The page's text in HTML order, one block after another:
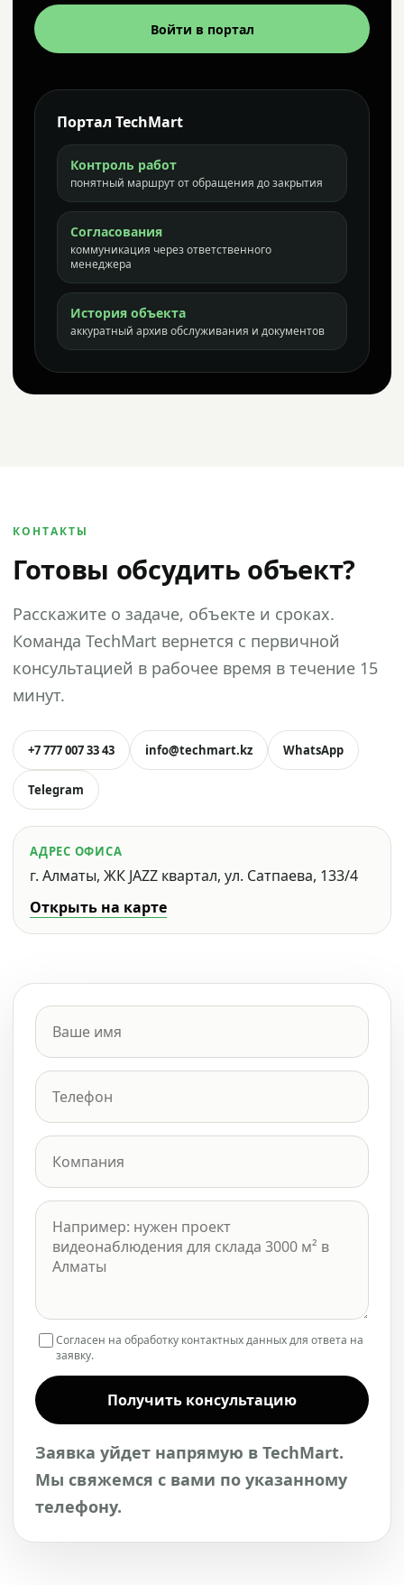
Войти в портал
Портал TechMart
Контроль работ
понятный маршрут от обращения до закрытия
Согласования
коммуникация через ответственного
менеджера
История объекта
аккуратный архив обслуживания и документов
КОНТАКТЫ
Готовы обсудить объект?
Расскажите о задаче, объекте и сроках.
Команда TechMart вернется с первичной
консультацией в рабочее время в течение 15
минут.
+7 777 007 33 43 info@techmart.kz WhatsApp
Telegram
АДРЕС ОФИСА
г. Алматы, ЖК JAZZ квартал, ул. Сатпаева, 133/4
Открыть на карте
Согласен на обработку контактных данных для ответа на
заявку.
Получить консультацию
Заявка уйдет напрямую в TechMart.
Мы свяжемся с вами по указанному
телефону.